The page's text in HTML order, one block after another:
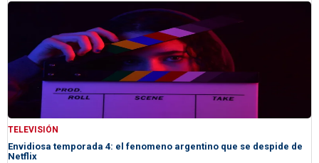
TELEVISIÓN
Envidiosa temporada 4: el fenomeno argentino que se despide de
Netflix